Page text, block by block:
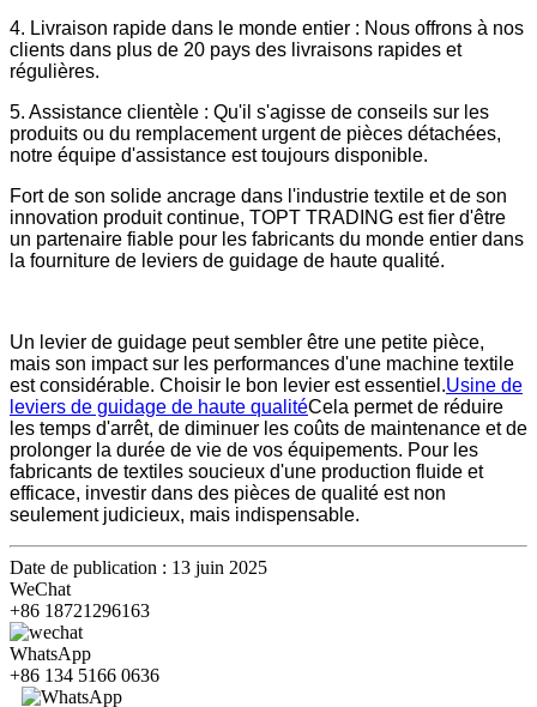
4. Livraison rapide dans le monde entier : Nous offrons à nos
clients dans plus de 20 pays des livraisons rapides et
régulières.
5. Assistance clientèle : Qu'il s'agisse de conseils sur les
produits ou du remplacement urgent de pièces détachées,
notre équipe d'assistance est toujours disponible.
Fort de son solide ancrage dans l'industrie textile et de son
innovation produit continue, TOPT TRADING est fier d'être
un partenaire fiable pour les fabricants du monde entier dans
la fourniture de leviers de guidage de haute qualité.
Un levier de guidage peut sembler être une petite pièce,
mais son impact sur les performances d'une machine textile
est considérable. Choisir le bon levier est essentiel.Usine de
leviers de guidage de haute qualitéCela permet de réduire
les temps d'arrêt, de diminuer les coûts de maintenance et de
prolonger la durée de vie de vos équipements. Pour les
fabricants de textiles soucieux d'une production fluide et
efficace, investir dans des pièces de qualité est non
seulement judicieux, mais indispensable.
Date de publication : 13 juin 2025
WeChat
+86 18721296163
WhatsApp
+86 134 5166 0636